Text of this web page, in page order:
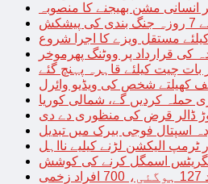
مستقل ویزے کا اجرا شروع
چیت کیلئے قاہرہ پہنچ گئے
کھیلتے شخص کی ویڈیو وائرل
حملہ کردیں گے، شمالی کوریا
ٹرمپ الیکشن لڑنے کیلیے نااہل